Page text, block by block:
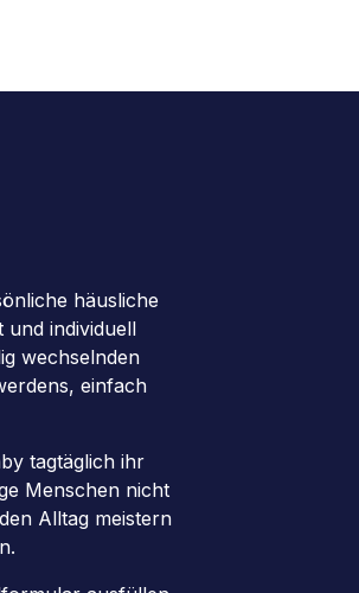
häusliche
individuell
wechselnden
einfach
tagtäglich ihr
Menschen nicht
Alltag meistern